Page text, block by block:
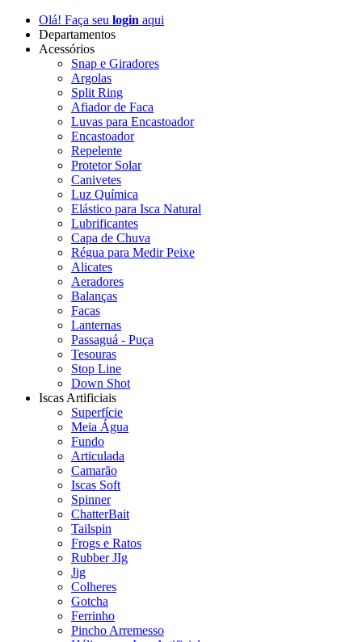
Olá! Faça seu login aqui
Departamentos
Acessórios
Snap e Giradores
Argolas
Split Ring
Afiador de Faca
Luvas para Encastoador
Encastoador
Repelente
Protetor Solar
Canivetes
Luz Química
Elástico para Isca Natural
Lubrificantes
Capa de Chuva
Régua para Medir Peixe
Alicates
Aeradores
Balanças
Facas
Lanternas
Passaguá - Puça
Tesouras
Stop Line
Down Shot
Iscas Artificiais
Superfície
Meia Água
Fundo
Articulada
Camarão
Iscas Soft
Spinner
ChatterBait
Tailspin
Frogs e Ratos
Rubber JIg
Jig
Colheres
Gotcha
Ferrinho
Pincho Arremesso